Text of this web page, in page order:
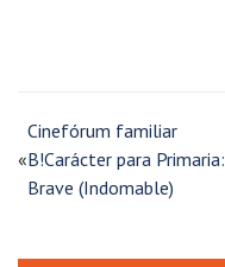
«
Cinefórum familiar
B!Carácter para Primaria:
Brave (Indomable)